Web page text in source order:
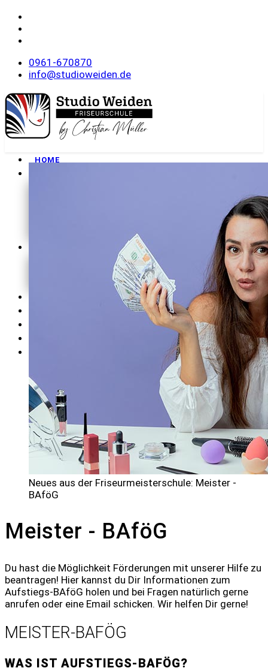
0961-670870
info@studioweiden.de
HOME
Onlineanmeldung
Wiederrufsbelehrung
Neues aus der Friseurmeisterschule: Meister -
BAföG
Meister - BAföG
Du hast die Möglichkeit Förderungen mit unserer Hilfe zu
beantragen! Hier kannst du Dir Informationen zum
Aufstiegs-BAföG holen und bei Fragen natürlich gerne
anrufen oder eine Email schicken. Wir helfen Dir gerne!
MEISTER-BAFÖG
WAS IST AUFSTIEGS-BAFÖG?